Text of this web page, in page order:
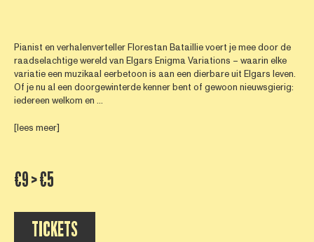
Pianist en verhalenverteller Florestan Bataillie voert je mee door de
raadselachtige wereld van Elgars Enigma Variations – waarin elke
variatie een muzikaal eerbetoon is aan een dierbare uit Elgars leven.
Of je nu al een doorgewinterde kenner bent of gewoon nieuwsgierig:
iedereen welkom en ...
[lees meer]
€9 > €5
TICKETS